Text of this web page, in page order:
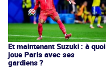
Et maintenant Suzuki : à quoi
joue Paris avec ses
gardiens ?